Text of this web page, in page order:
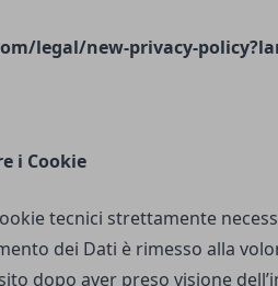
legal/new-privacy-
i Cookie
tecnici strettamente
dei Dati è rimesso alla
dopo aver preso visione